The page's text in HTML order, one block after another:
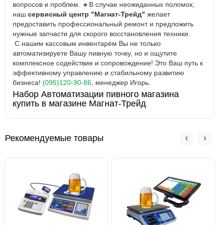
вопросов и проблем. 🔸 В случае неожиданных поломок,
наш сервисный центр "Магнат-Трейд" желает
предоставить профессиональный ремонт и предложить
нужные запчасти для скорого восстановления техники.
С нашим кассовым инвентарём Вы не только
автоматизируете Вашу пивную точку, но и ощутите
комплексное содействие и сопровождение! Это Ваш путь к
эффективному управлению и стабильному развитию
бизнеса! (095)120-90-86, менеджер Игорь.
Набор Автоматизации пивного магазина
купить в магазине Магнат-Трейд
Рекомендуемые товары